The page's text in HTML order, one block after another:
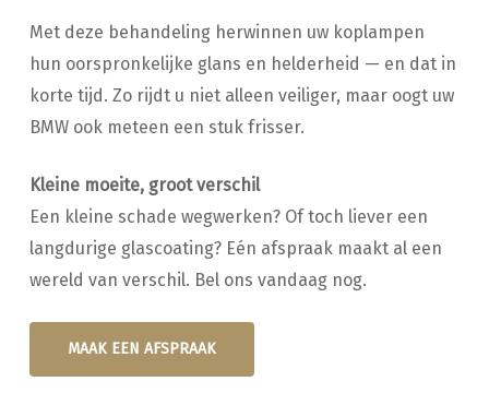
Met deze behandeling herwinnen uw koplampen
hun oorspronkelijke glans en helderheid — en dat in
korte tijd. Zo rijdt u niet alleen veiliger, maar oogt uw
BMW ook meteen een stuk frisser.
Kleine moeite, groot verschil
Een kleine schade wegwerken? Of toch liever een
langdurige glascoating? Eén afspraak maakt al een
wereld van verschil. Bel ons vandaag nog.
MAAK EEN AFSPRAAK